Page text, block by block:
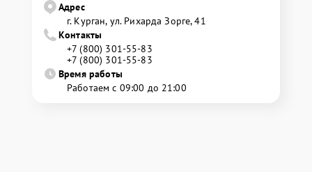
Адрес
г. Курган, ул. Рихарда Зорге, 41
Контакты
+7 (800) 301-55-83
+7 (800) 301-55-83
Время работы
Работаем с 09:00 до 21:00